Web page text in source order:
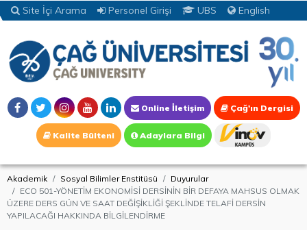
Site İçi Arama Personel Girişi UBS English
Online İletişim Çağ'ın Dergisi
Kalite Bülteni Adaylara Bilgi
Akademik Sosyal Bilimler Enstitüsü
Duyurular
ECO 501-YÖNETİM EKONOMİSİ DERSİNİN BİR DEFAYA MAHSUS OLMAK
ÜZERE DERS GÜN VE SAAT DEĞİŞİKLİĞİ ŞEKLİNDE TELAFİ DERSİN
YAPILACAĞI HAKKINDA BİLGİLENDİRME